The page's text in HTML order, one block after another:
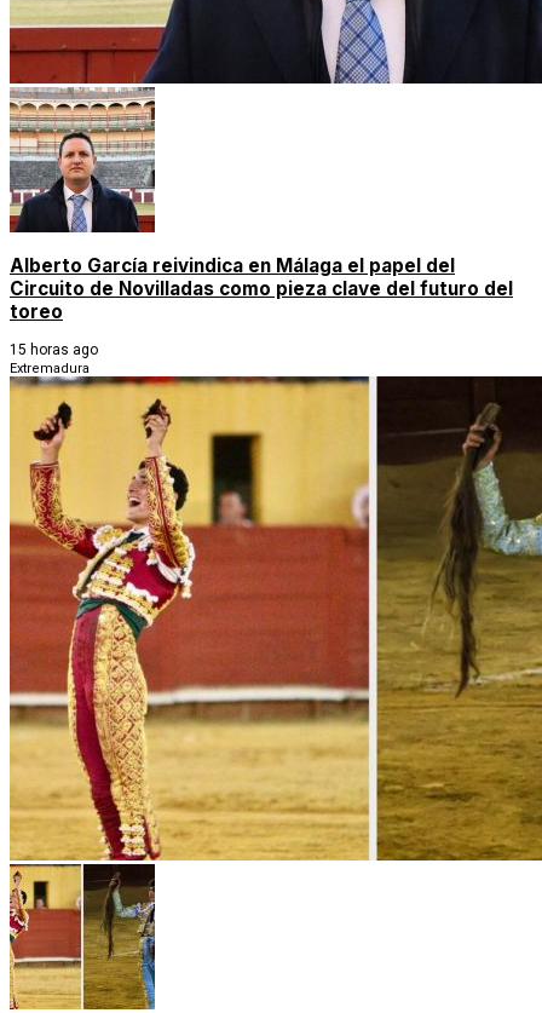
Alberto García reivindica en Málaga el papel del
Circuito de Novilladas como pieza clave del futuro del
toreo
15 horas ago
Extremadura